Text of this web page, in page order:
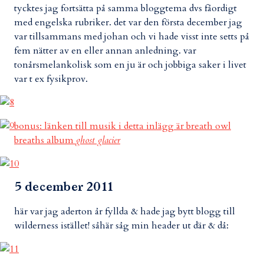
tycktes jag fortsätta på samma bloggtema dvs fåordigt
med engelska rubriker. det var den första december jag
var tillsammans med johan och vi hade visst inte setts på
fem nätter av en eller annan anledning. var
tonårsmelankolisk som en ju är och jobbiga saker i livet
var t ex fysikprov.
bonus: länken till musik i detta inlägg är breath owl
breaths album ghost glacier
5 december 2011
här var jag aderton år fyllda & hade jag bytt blogg till
wilderness istället! såhär såg min header ut där & då: